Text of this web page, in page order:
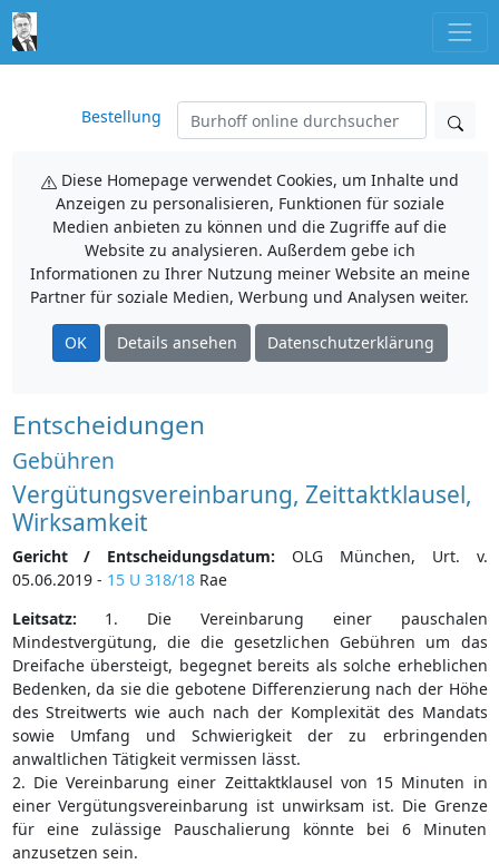
Bestellung
Diese Homepage verwendet Cookies, um Inhalte und
Anzeigen zu personalisieren, Funktionen für soziale
Medien anbieten zu können und die Zugriffe auf die
Website zu analysieren. Außerdem gebe ich
Informationen zu Ihrer Nutzung meiner Website an meine
Partner für soziale Medien, Werbung und Analysen weiter.
OK Details ansehen Datenschutzerklärung
Entscheidungen
Gebühren
Vergütungsvereinbarung, Zeittaktklausel,
Wirksamkeit
Gericht / Entscheidungsdatum: OLG München, Urt. v.
05.06.2019 - 15 U 318/18Rae
Leitsatz: 1. Die Vereinbarung einer pauschalen
Mindestvergütung, die die gesetzlichen Gebühren um das
Dreifache übersteigt, begegnet bereits als solche erheblichen
Bedenken, da sie die gebotene Differenzierung nach der Höhe
des Streitwerts wie auch nach der Komplexität des Mandats
sowie Umfang und Schwierigkeit der zu erbringenden
anwaltlichen Tätigkeit vermissen lässt.
2. Die Vereinbarung einer Zeittaktklausel von 15 Minuten in
einer Vergütungsvereinbarung ist unwirksam ist. Die Grenze
für eine zulässige Pauschalierung könnte bei 6 Minuten
anzusetzen sein.